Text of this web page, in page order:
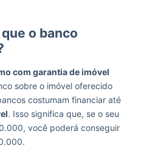
o banco
com garantia de imóvel
sobre o imóvel oferecido
costumam financiar até
. Isso significa que, se o seu
você poderá conseguir